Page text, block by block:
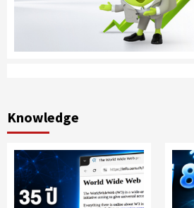
Knowledge